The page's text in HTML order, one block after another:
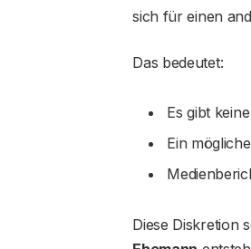
sich für einen
Das bedeutet:
Es gibt
Ein
Diese Diskretion